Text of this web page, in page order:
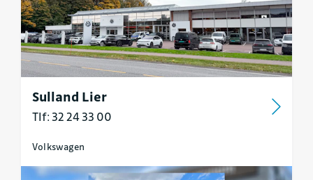
Sulland Lier
Tlf: 32 24 33 00
Volkswagen